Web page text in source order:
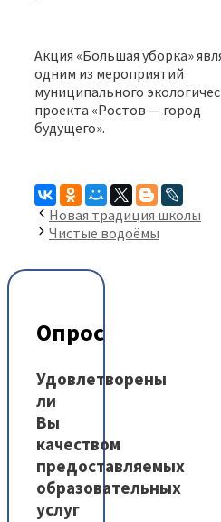
Акция «Большая уборка»
одним из мероприятий
муниципального
проекта «Ростов — город
будущего».
Новая традиция школы
Чистые водоёмы
Опрос
Удовлетворены
ли
Вы
качеством
предоставляемых
образовательных
услуг